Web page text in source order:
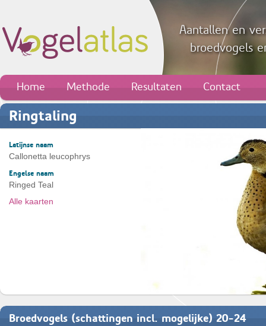
Aantallen en
broedvogels
Home Methode Resultaten Contact
Ringtaling
Latijnse naam
Callonetta leucophrys
Engelse naam
Ringed Teal
Alle kaarten
Broedvogels (schattingen incl. mogelijke) 20-24